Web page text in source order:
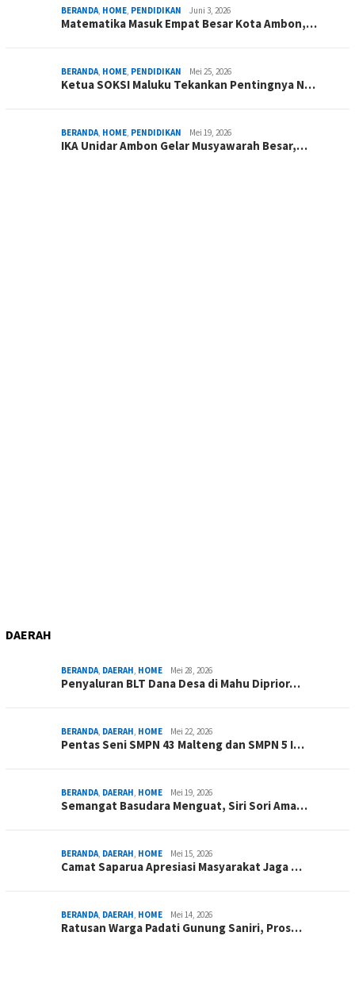
BERANDA, HOME, PENDIDIKAN Juni 3, 2026
Matematika Masuk Empat Besar Kota Ambon,…
BERANDA, HOME, PENDIDIKAN Mei 25, 2026
Ketua SOKSI Maluku Tekankan Pentingnya N…
BERANDA, HOME, PENDIDIKAN Mei 19, 2026
IKA Unidar Ambon Gelar Musyawarah Besar,…
DAERAH
BERANDA, DAERAH, HOME Mei 28, 2026
Penyaluran BLT Dana Desa di Mahu Diprior…
BERANDA, DAERAH, HOME Mei 22, 2026
Pentas Seni SMPN 43 Malteng dan SMPN 5 I…
BERANDA, DAERAH, HOME Mei 19, 2026
Semangat Basudara Menguat, Siri Sori Ama…
BERANDA, DAERAH, HOME Mei 15, 2026
Camat Saparua Apresiasi Masyarakat Jaga …
BERANDA, DAERAH, HOME Mei 14, 2026
Ratusan Warga Padati Gunung Saniri, Pros…